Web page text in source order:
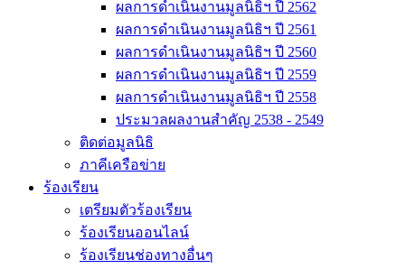
ผลการดำเนินงานมูลนิธิฯ ปี 2562
ผลการดำเนินงานมูลนิธิฯ ปี 2561
ผลการดำเนินงานมูลนิธิฯ ปี 2560
ผลการดำเนินงานมูลนิธิฯ ปี 2559
ผลการดำเนินงานมูลนิธิฯ ปี 2558
ประมวลผลงานสำคัญ 2538 - 2549
ติดต่อมูลนิธิ
ภาคีเครือข่าย
ร้องเรียน
เตรียมตัวร้องเรียน
ร้องเรียนออนไลน์
ร้องเรียนช่องทางอื่นๆ